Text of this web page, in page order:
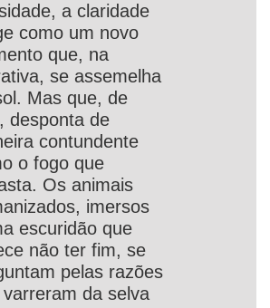
a claridade
como um novo
que, na
se assemelha
Mas que, de
desponta de
contundente
o fogo que
Os animais
imersos
escuridão que
não ter fim, se
pelas razões
da selva